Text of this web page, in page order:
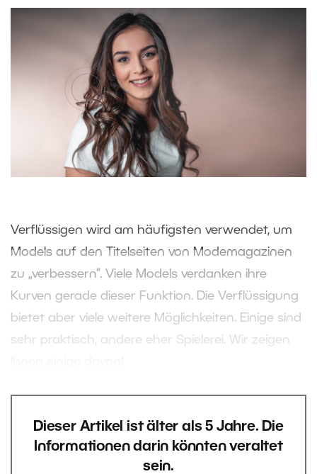
Verflüssigen wird am häufigsten verwendet, um
Models auf den Titelseiten von Modemagazinen
zu „verbessern“. Viele Models verdanken ihre
Kurven gerade dieser Funktion. Die Verflüssigung
bietet aber viele weitere Möglichkeiten. Einige sind
sehr praktisch, andere eher Spielerei. Wir zeigen
Dieser Artikel ist älter als 5 Jahre. Die
Informationen darin könnten veraltet
sein.